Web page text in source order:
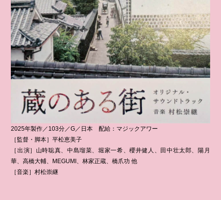
2025年製作／103分／G／日本 配給：マジックアワー
［監督・脚本］平松恵美子
［出演］山時聡真、中島瑠菜、堀家一希、櫻井健人、田中壮太郎、陽月
華、高橋大輔、MEGUMI、林家正蔵、橋爪功 他
［音楽］村松崇継